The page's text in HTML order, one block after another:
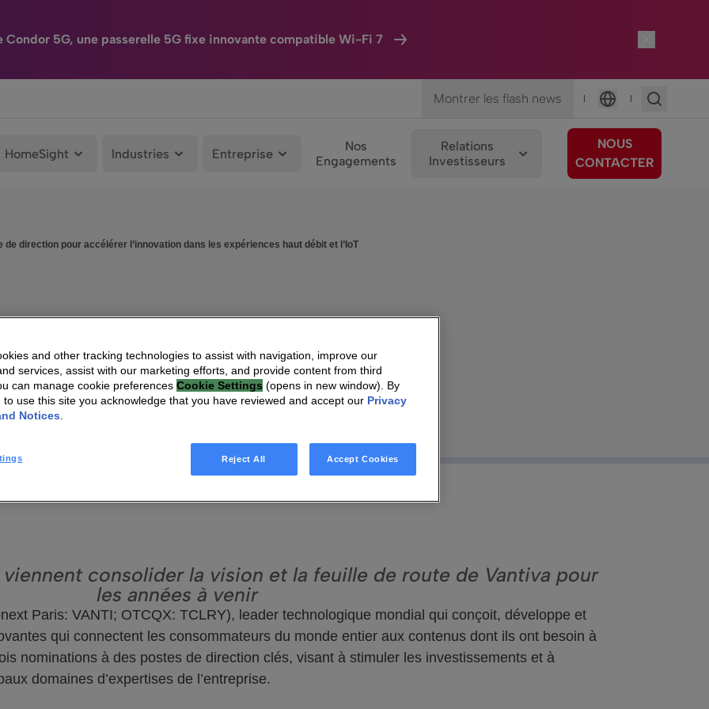
Condor 5G, une passerelle 5G fixe innovante compatible Wi-Fi 7
Montrer les flash news |
Langue
|
HomeSight Industries Entreprise
Nos
Engagements
Relations
Investisseurs
NOUS
CONTACTER
direction pour accélérer l’innovation dans les expériences haut débit et l’IoT
de direction pour accélérer
haut débit et l’IoT
consolider la vision et la feuille de route de Vantiva pour
les années à venir
Paris: VANTI; OTCQX: TCLRY), leader technologique mondial qui conçoit, développe et
qui connectent les consommateurs du monde entier aux contenus dont ils ont besoin à
nominations à des postes de direction clés, visant à stimuler les investissements et à
domaines d’expertises de l’entreprise.
and other tracking technologies to assist with navigation, improve our
services, assist with our marketing efforts, and provide content from third
can manage cookie preferences Cookie Settings (opens in new window). By
to use this site you acknowledge that you have reviewed and accept our Privacy
Notices
Reject All Accept Cookies